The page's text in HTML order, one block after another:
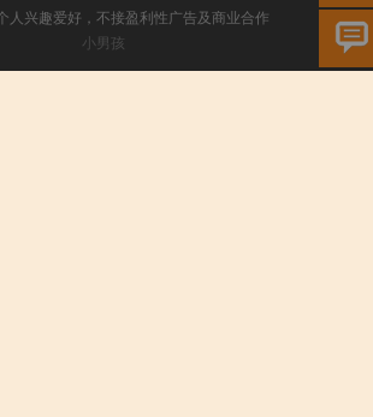
人兴趣爱好，不接盈利性广告及商业合作
小男孩